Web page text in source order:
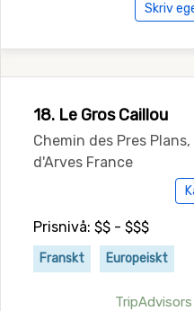
Skriv
18. Le Gros Caillou
Chemin des Pres
d'Arves France
Prisnivå: $$ - $$$
Franskt Europeiskt